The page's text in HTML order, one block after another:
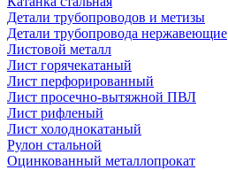
Детали трубопроводов и метизы
Детали трубопровода нержавеющие
Листовой металл
Лист горячекатаный
Лист перфорированный
Лист просечно-вытяжной ПВЛ
Лист рифленый
Лист холоднокатаный
Рулон стальной
Оцинкованный металлопрокат